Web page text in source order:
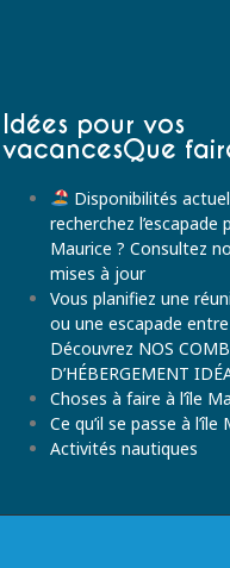
Idées pour vos
vacancesQue
Disponibilités
recherchez l’escapade
Maurice ? Consultez
mises à jour
Vous planifiez une
ou une escapade
Découvrez NOS
D’HÉBERGEMENT
Choses à faire à l’île
Ce qu’il se passe à l’île
Activités nautiques